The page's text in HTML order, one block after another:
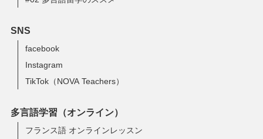
SNS
facebook
Instagram
TikTok（NOVA Teachers）
多言語学習（オンライン）
フランス語 オンラインレッスン